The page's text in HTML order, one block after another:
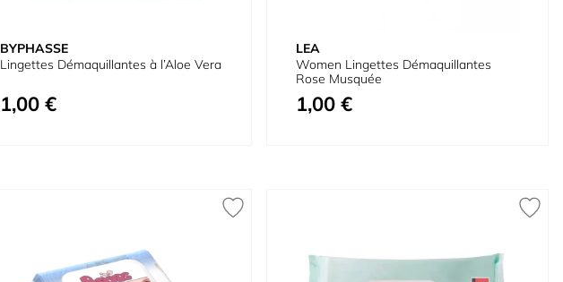
BYPHASSE
Lingettes Démaquillantes à l’Aloe Vera
1,00 €
LEA
Women Lingettes Démaquillantes
Rose Musquée
1,00 €